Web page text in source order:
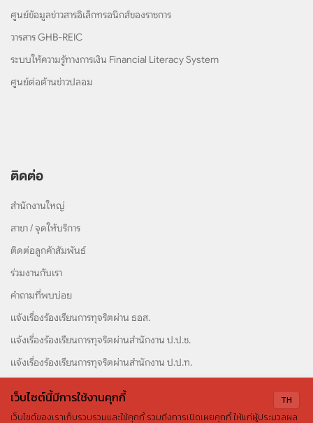
ศูนย์ข้อมูลข่าวสารอิเล็กทรอนิกส์ของราชการ
วารสาร GHB-REIC
ระบบให้ความรู้ทางการเงิน Financial Literacy System
ศูนย์ต่อต้านข่าวปลอม
ติดต่อ
สำนักงานใหญ่
สาขา / จุดให้บริการ
ติดต่อลูกค้าสัมพันธ์
ร่วมงานกับเรา
คำถามที่พบบ่อย
แจ้งเรื่องร้องเรียนการทุจริตผ่าน ธอส.
แจ้งเรื่องร้องเรียนการทุจริตผ่านสำนักงาน ป.ป.ช.
แจ้งเรื่องร้องเรียนการทุจริตผ่านสำนักงาน ป.ป.ท.
TH
เว็บไซต์นี้มีการใช้งานคุกกี้
เว็บไซต์ของเราเก็บรวบรวมและใช้คุกกี้ รวมถึงการเปิดเผยคุกกี้ ให้แก่ผู้ประมวลผล